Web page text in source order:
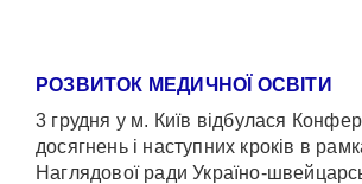
РОЗВИТОК МЕДИЧНОЇ ОСВІТИ
3 грудня у м. Київ відбулася
досягнень і наступних кроків в
Наглядової ради Україно-